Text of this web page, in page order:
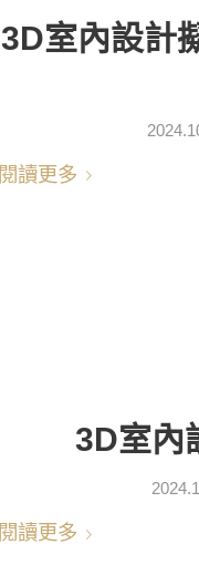
3D室內設計
閱讀更多
3D室內
閱讀更多